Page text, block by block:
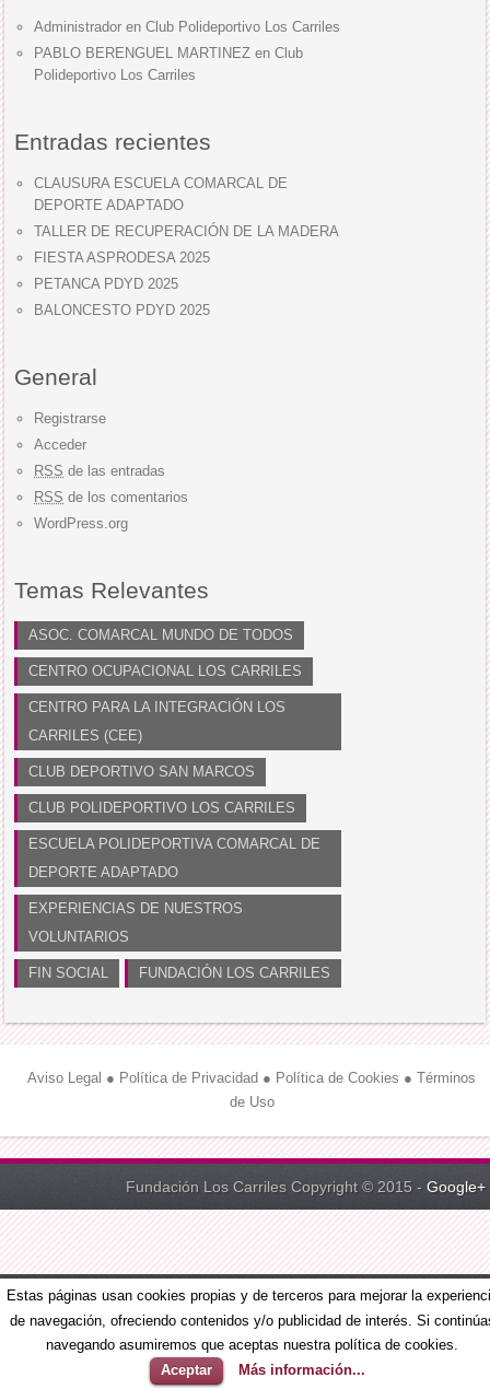
Administrador enClub Polideportivo Los Carriles
PABLO BERENGUEL MARTINEZ enClub
Polideportivo Los Carriles
Entradas recientes
CLAUSURA ESCUELA COMARCAL DE
DEPORTE ADAPTADO
TALLER DE RECUPERACIÓN DE LA MADERA
FIESTA ASPRODESA 2025
PETANCA PDYD 2025
BALONCESTO PDYD 2025
General
Registrarse
Acceder
RSS de las entradas
RSS de los comentarios
WordPress.org
Temas Relevantes
ASOC. COMARCAL MUNDO DE TODOS
CENTRO OCUPACIONAL LOS CARRILES
CENTRO PARA LA INTEGRACIÓN LOS
CARRILES (CEE)
CLUB DEPORTIVO SAN MARCOS
CLUB POLIDEPORTIVO LOS CARRILES
ESCUELA POLIDEPORTIVA COMARCAL DE
DEPORTE ADAPTADO
EXPERIENCIAS DE NUESTROS
VOLUNTARIOS
FIN SOCIAL FUNDACIÓN LOS CARRILES
Aviso Legal ● Política de Privacidad ● Política de Cookies ●Términos
de Uso
Fundación Los Carriles Copyright © 2015 - Google+
Estas páginas usan cookies propias y de terceros para mejorar la
de navegación, ofreciendo contenidos y/o publicidad de interés. Si
navegando asumiremos que aceptas nuestra política de cookies.
Aceptar
Más información...